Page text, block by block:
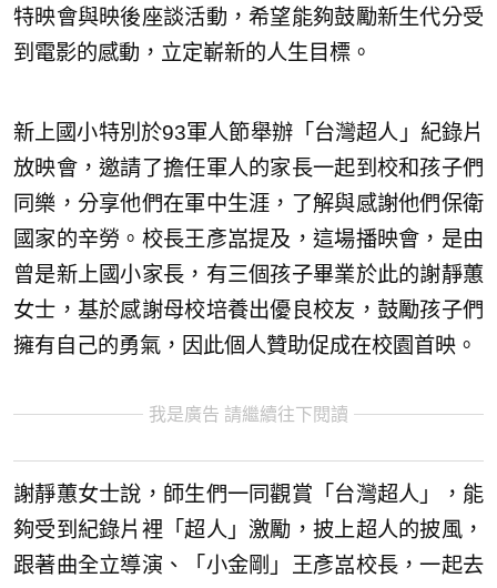
特映會與映後座談活動，希望能夠鼓勵新生代分受
到電影的感動，立定嶄新的人生目標。
新上國小特別於93軍人節舉辦「台灣超人」紀錄片
放映會，邀請了擔任軍人的家長一起到校和孩子們
同樂，分享他們在軍中生涯，了解與感謝他們保衛
國家的辛勞。校長王彥嵓提及，這場播映會，是由
曾是新上國小家長，有三個孩子畢業於此的謝靜蕙
女士，基於感謝母校培養出優良校友，鼓勵孩子們
擁有自己的勇氣，因此個人贊助促成在校園首映。
我是廣告 請繼續往下閱讀
謝靜蕙女士說，師生們一同觀賞「台灣超人」，能
夠受到紀錄片裡「超人」激勵，披上超人的披風，
跟著曲全立導演、「小金剛」王彥嵓校長，一起去